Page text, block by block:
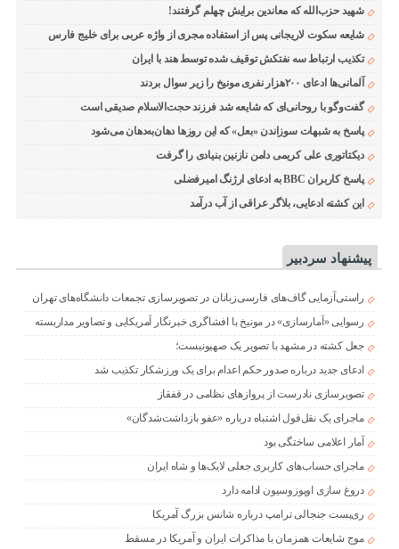
شهید حزب‌الله که معاندین برایش چهلم گرفتند!
شایعه سکوت لاریجانی پس از استفاده مجری از واژه عربی برای خلیج فارس
تکذیب ارتباط سه نفتکش توقیف شده توسط هند با ایران
آلمانی‌ها ادعای ۲۰۰هزار نفری مونیخ را زیر سوال بردند
گفت‌وگو با روحانی‌ای که شایعه شد فرزند حجت‌الاسلام صدیقی است
پاسخ به شبهات سوزاندن «بعل» که این روزها دهان‌به‌دهان می‌شود
دیکتاتوری علی کریمی دامن نازنین بنیادی را گرفت
پاسخ کاربران BBC به ادعای ارژنگ امیرفضلی
این کشته ادعایی، بلاگر عراقی از آب درآمد
پیشنهاد سردبیر
راستی‌آزمایی گاف‌های فارسی‌زبانان در تصویرسازی تجمعات دانشگاه‌های تهران
رسوایی «آمارسازی» در مونیخ با افشاگری خبرنگار آمریکایی و تصاویر مداربسته
جعل کشته در مشهد با تصویر یک صهیونیست؛
ادعای جدید درباره صدور حکم اعدام برای یک ورزشکار تکذیب شد
تصویرسازی نادرست از پروازهای نظامی در قفقاز
ماجرای یک نقل‌قول اشتباه درباره «عفو بازداشت‌شدگان»
آمار اعلامی ساختگی بود
ماجرای حساب‌های کاربری جعلی لایک‌ها و شاه ایران
دروغ سازی اوپوزوسیون ادامه دارد
ری‌پست جنجالی ترامپ درباره شانس بزرگ آمریکا
موج شایعات همزمان با مذاکرات ایران و آمریکا در مسقط